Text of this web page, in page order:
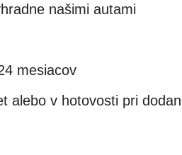
našimi autami
mesiacov
alebo v hotovosti pri